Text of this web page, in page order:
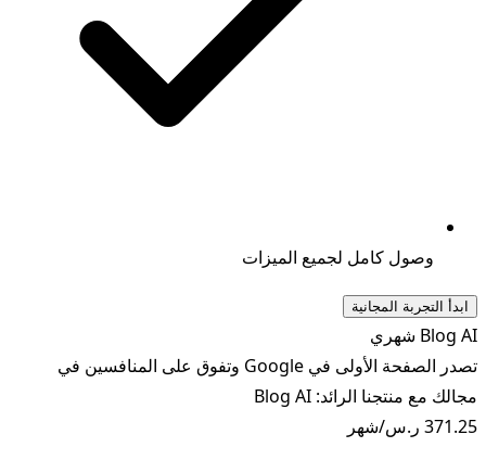
وصول كامل لجميع الميزات
ابدأ التجربة المجانية
Blog AI شهري
تصدر الصفحة الأولى في Google وتفوق على المنافسين في
مجالك مع منتجنا الرائد: Blog AI
371.25 ر.س
/شهر